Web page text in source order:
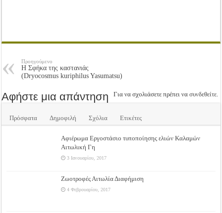
Προηγούμενο
Η Σφήκα της καστανιάς
(Dryocosmus kuriphilus Yasumatsu)
Αφήστε μια απάντηση Για να σχολιάσετε πρέπει νασυνδεθείτε.
Πρόσφατα Δημοφιλή Σχόλια Ετικέτες
Αφιέρωμα Εργοστάσιο τυποποίησης ελιών Καλαμών
Αιτωλική Γη
3 Ιανουαρίου, 2017
Ζωοτροφές Αιτωλία Διαφήμιση
4 Φεβρουαρίου, 2017